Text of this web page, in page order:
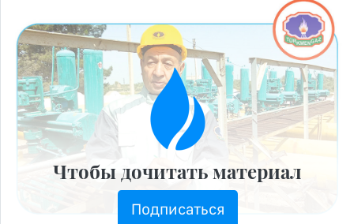
Чтобы дочитать материал
Подписаться